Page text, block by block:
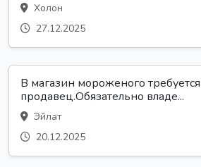
Холон
27.12.2025
В магазин мороженого требуется
продавец.Обязательно владе...
Эйлат
20.12.2025